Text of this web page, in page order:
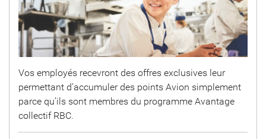
Vos employés recevront des offres exclusives leur
permettant d’accumuler des points Avion simplement
parce qu’ils sont membres du programme Avantage
collectif RBC.